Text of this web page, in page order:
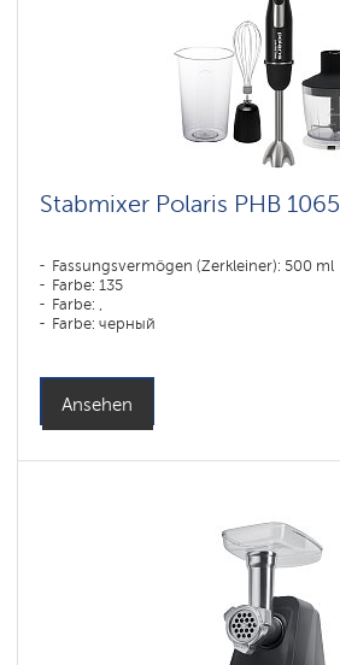
Stabmixer Polaris PHB 1065
Fassungsvermögen (Zerkleiner): 500 ml
Farbe: 135
Farbe: ,
Farbe: черный
Ansehen